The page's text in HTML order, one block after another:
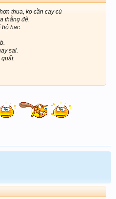
thua, ko cần cay cú
thằng đệ.
hạc.
sai.